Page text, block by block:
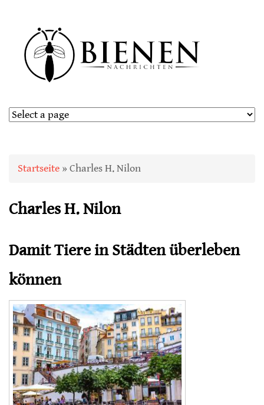
Sie sind hier
Startseite » Charles H. Nilon
Charles H. Nilon
Damit Tiere in Städten überleben
können